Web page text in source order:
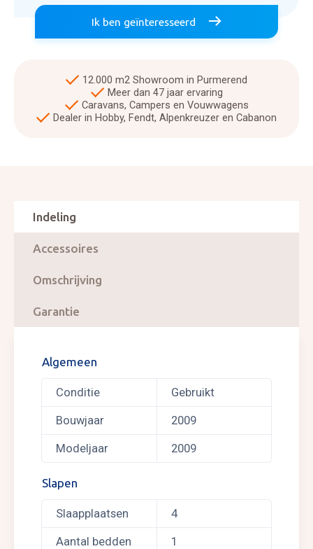
Ik ben geïnteresseerd
12.000 m2 Showroom in Purmerend
Meer dan 47 jaar ervaring
Caravans, Campers en Vouwwagens
Dealer in Hobby, Fendt, Alpenkreuzer en Cabanon
Indeling
Accessoires
Omschrijving
Garantie
Algemeen
Conditie Gebruikt
Bouwjaar 2009
Modeljaar 2009
Slapen
Slaapplaatsen 4
Aantal bedden
1